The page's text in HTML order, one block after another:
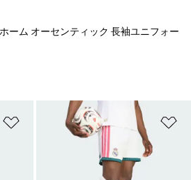
ほしいものリストに追加
ーム オーセンティック 長袖ユニフォー